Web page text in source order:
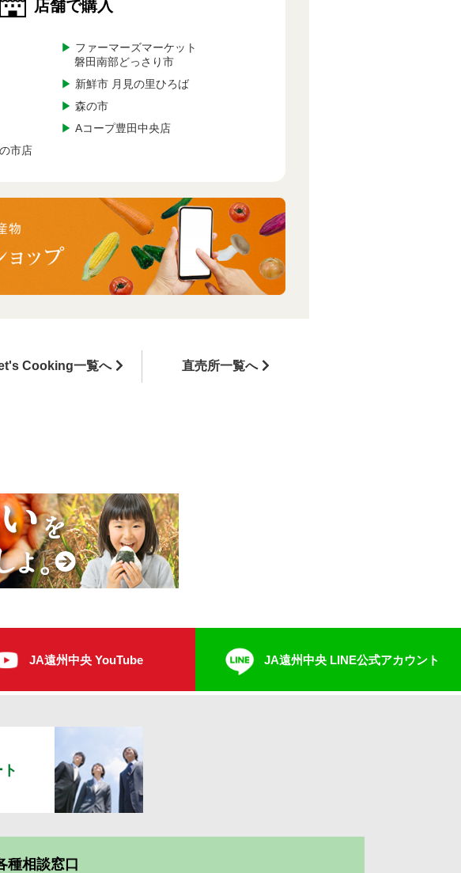
店舗で購入
▶ ファーマーズマーケット
磐田南部どっさり市
▶ 新鮮市 月見の里ひろば
▶ 森の市
▶ Aコープ豊田中央店
市店
Cooking一覧へ 直売所一覧へ
JA遠州中央 YouTube JA遠州中央 LINE公式アカウント
種相談窓口